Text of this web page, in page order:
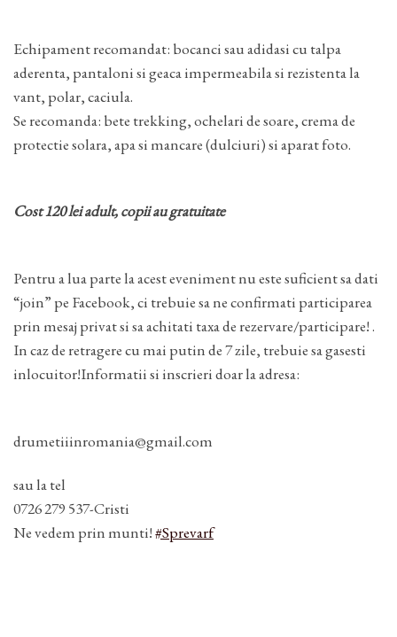
Echipament recomandat: bocanci sau adidasi cu talpa
aderenta, pantaloni si geaca impermeabila si rezistenta la
vant, polar, caciula.
Se recomanda: bete trekking, ochelari de soare, crema de
protectie solara, apa si mancare (dulciuri) si aparat foto.
Cost 120 lei adult, copii au gratuitate
Pentru a lua parte la acest eveniment nu este suficient sa dati
“join” pe Facebook, ci trebuie sa ne confirmati participarea
prin mesaj privat si sa achitati taxa de rezervare/participare! .
In caz de retragere cu mai putin de 7 zile, trebuie sa gasesti
inlocuitor!Informatii si inscrieri doar la adresa:
drumetiiinromania@gmail.com
sau la tel
0726 279 537-Cristi
Ne vedem prin munti!#Sprevarf